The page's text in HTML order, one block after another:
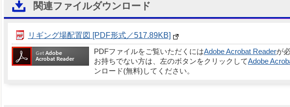
関連ファイルダウンロード
リギング場配置図 [PDF形式／517.89KB]
PDFファイルをご覧いただくにはAdobe Acrobat Readerが
お持ちでない方は、左のボタンをクリックしてAdobe
ンロード(無料)してください。